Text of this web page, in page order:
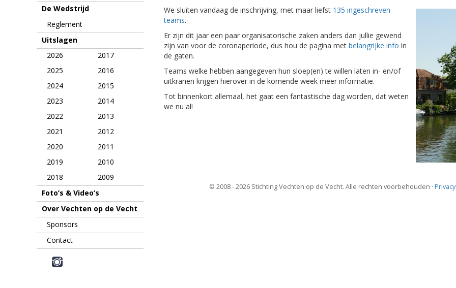
De Wedstrijd
Reglement
Uitslagen
2026
2017
2025
2016
2024
2015
2023
2014
2022
2013
2021
2012
2020
2011
2019
2010
2018
2009
Foto’s & Video’s
Over Vechten op de Vecht
Sponsors
Contact
We sluiten vandaag de inschrijving, met maar liefst 135 ingeschreven
teams.
Er zijn dit jaar een paar organisatorische zaken anders dan jullie gewend
zijn van voor de coronaperiode, dus hou de pagina met belangrijke info in
de gaten.
Teams welke hebben aangegeven hun sloep(en) te willen laten in- en/of
uitkranen krijgen hierover in de komende week meer informatie.
Tot binnenkort allemaal, het gaat een fantastische dag worden, dat weten
we nu al!
© 2008 - 2026 Stichting Vechten op de Vecht. Alle rechten voorbehouden ·